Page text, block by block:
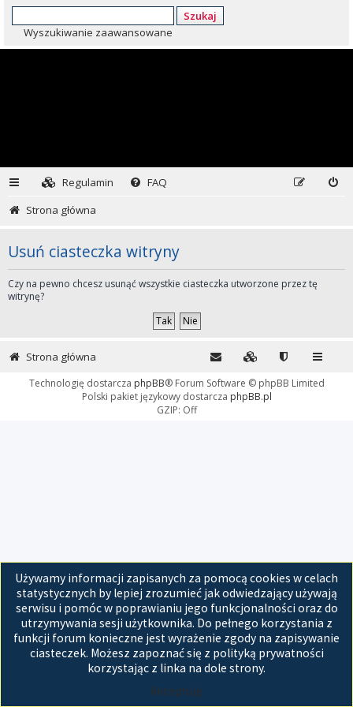
Szukaj
Wyszukiwanie zaawansowane
Regulamin
FAQ
Strona główna
Usuń ciasteczka witryny
Czy na pewno chcesz usunąć wszystkie ciasteczka utworzone przez tę
witrynę?
Używamy informacji zapisanych za pomocą cookies w celach
statystycznych by lepiej zrozumieć jak odwiedzający używają
serwisu i pomóc w poprawianiu jego funkcjonalności oraz do
utrzymywania sesji użytkownika. Do pełnego korzystania z
funkcji forum konieczne jest wyrażenie zgody na zapisywanie
ciasteczek. Możesz zapoznać się z polityką prywatności
korzystając z linka na dole strony.
Akceptuję
Strona główna
Technologię dostarcza phpBB® Forum Software © phpBB Limited
Polski pakiet językowy dostarcza phpBB.pl
GZIP: Off